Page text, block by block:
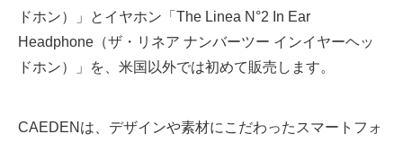
ドホン）」とイヤホン「The Linea N°2 In Ear
Headphone（ザ・リネア ナンバーツー インイヤーヘッ
ドホン）」を、米国以外では初めて販売します。
CAEDENは、デザインや素材にこだわったスマートフォ